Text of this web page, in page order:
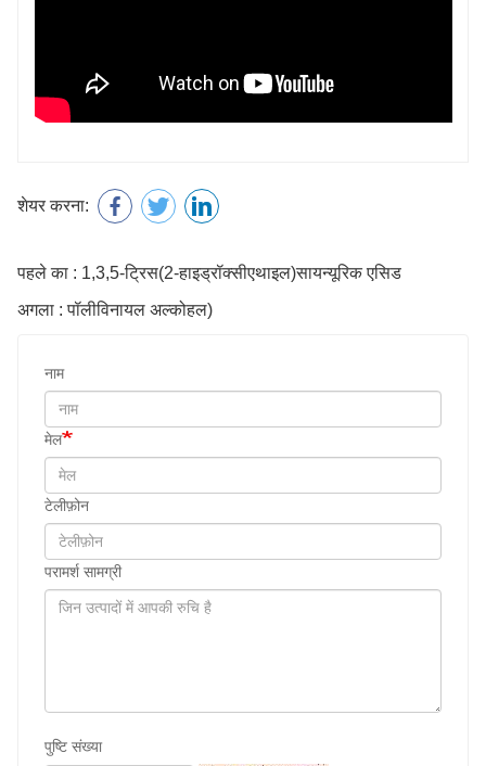
शेयर करना:
पहले का : 1,3,5-ट्रिस(2-हाइड्रॉक्सीएथाइल)सायन्यूरिक एसिड
अगला : पॉलीविनायल अल्कोहल)
नाम
मेल
टेलीफ़ोन
परामर्श सामग्री
पुष्टि संख्या